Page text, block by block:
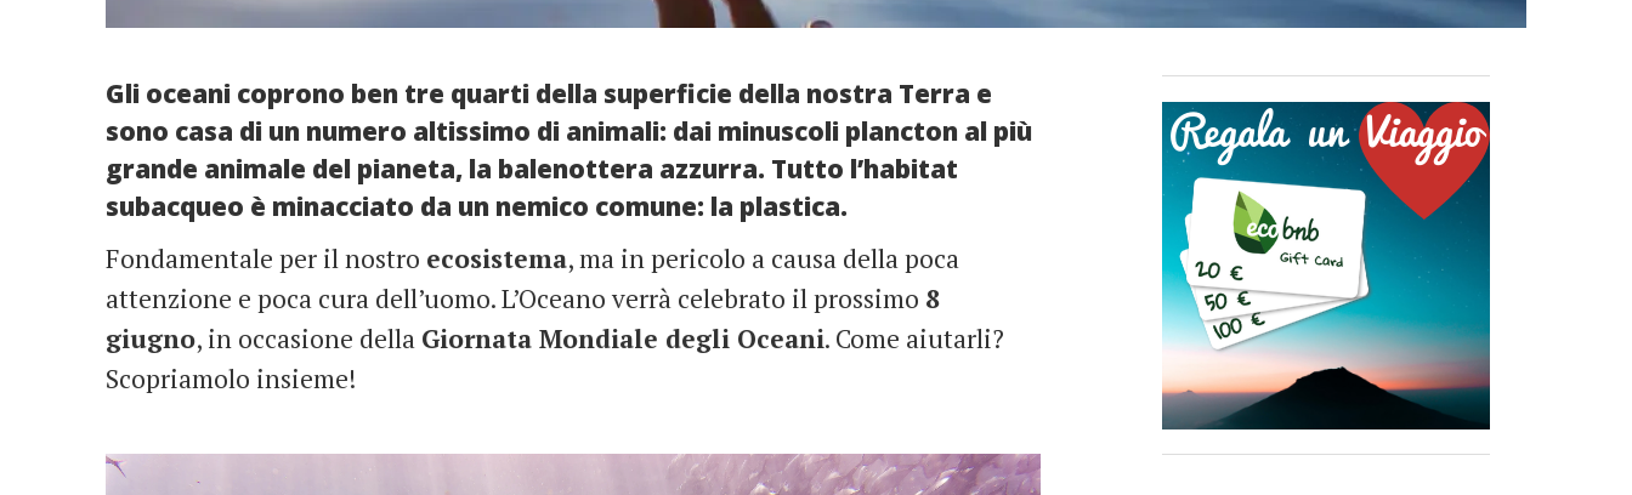
Gli oceani coprono ben tre quarti della superficie della nostra Terra e
sono casa di un numero altissimo di animali: dai minuscoli plancton al più
grande animale del pianeta, la balenottera azzurra. Tutto l’habitat
subacqueo è minacciato da un nemico comune: la plastica.
Fondamentale per il nostro ecosistema, ma in pericolo a causa della poca
attenzione e poca cura dell’uomo. L’Oceano verrà celebrato il prossimo 8
giugno, in occasione della Giornata Mondiale degli Oceani. Come aiutarli?
Scopriamolo insieme!